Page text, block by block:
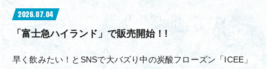
2026.07.04
「富士急ハイランド」で販売開始！!
早く飲みたい！とSNSで大バズり中の炭酸フローズン「ICEE」